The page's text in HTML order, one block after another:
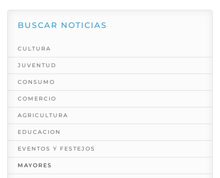
BUSCAR NOTICIAS
CULTURA
JUVENTUD
CONSUMO
COMERCIO
AGRICULTURA
EDUCACION
EVENTOS Y FESTEJOS
MAYORES